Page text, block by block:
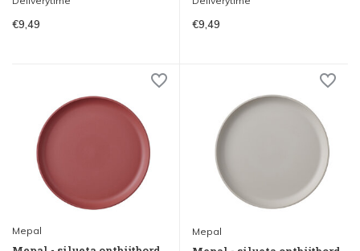
€9,49 €9,49
Mepal Mepal